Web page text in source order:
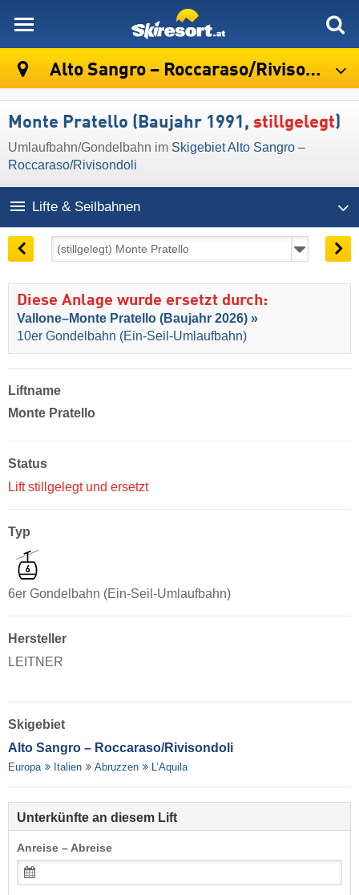
Alto Sangro – Roccaraso/​Rivisondoli
Monte Pratello (Baujahr 1991, stillgelegt)
Umlaufbahn/Gondelbahn im Skigebiet Alto Sangro –
Roccaraso/​Rivisondoli
Lifte & Seilbahnen
Diese Anlage wurde ersetzt durch:
Vallone–Monte Pratello (Baujahr 2026) »
10er Gondelbahn (Ein-Seil-Umlaufbahn)
Liftname
Monte Pratello
Status
Lift stillgelegt und ersetzt
Typ
6er Gondelbahn (Ein-Seil-Umlaufbahn)
Hersteller
LEITNER
Skigebiet
Alto Sangro – Roccaraso/​Rivisondoli
Europa Italien Abruzzen L’Aquila
Unterkünfte an diesem Lift
Anreise – Abreise